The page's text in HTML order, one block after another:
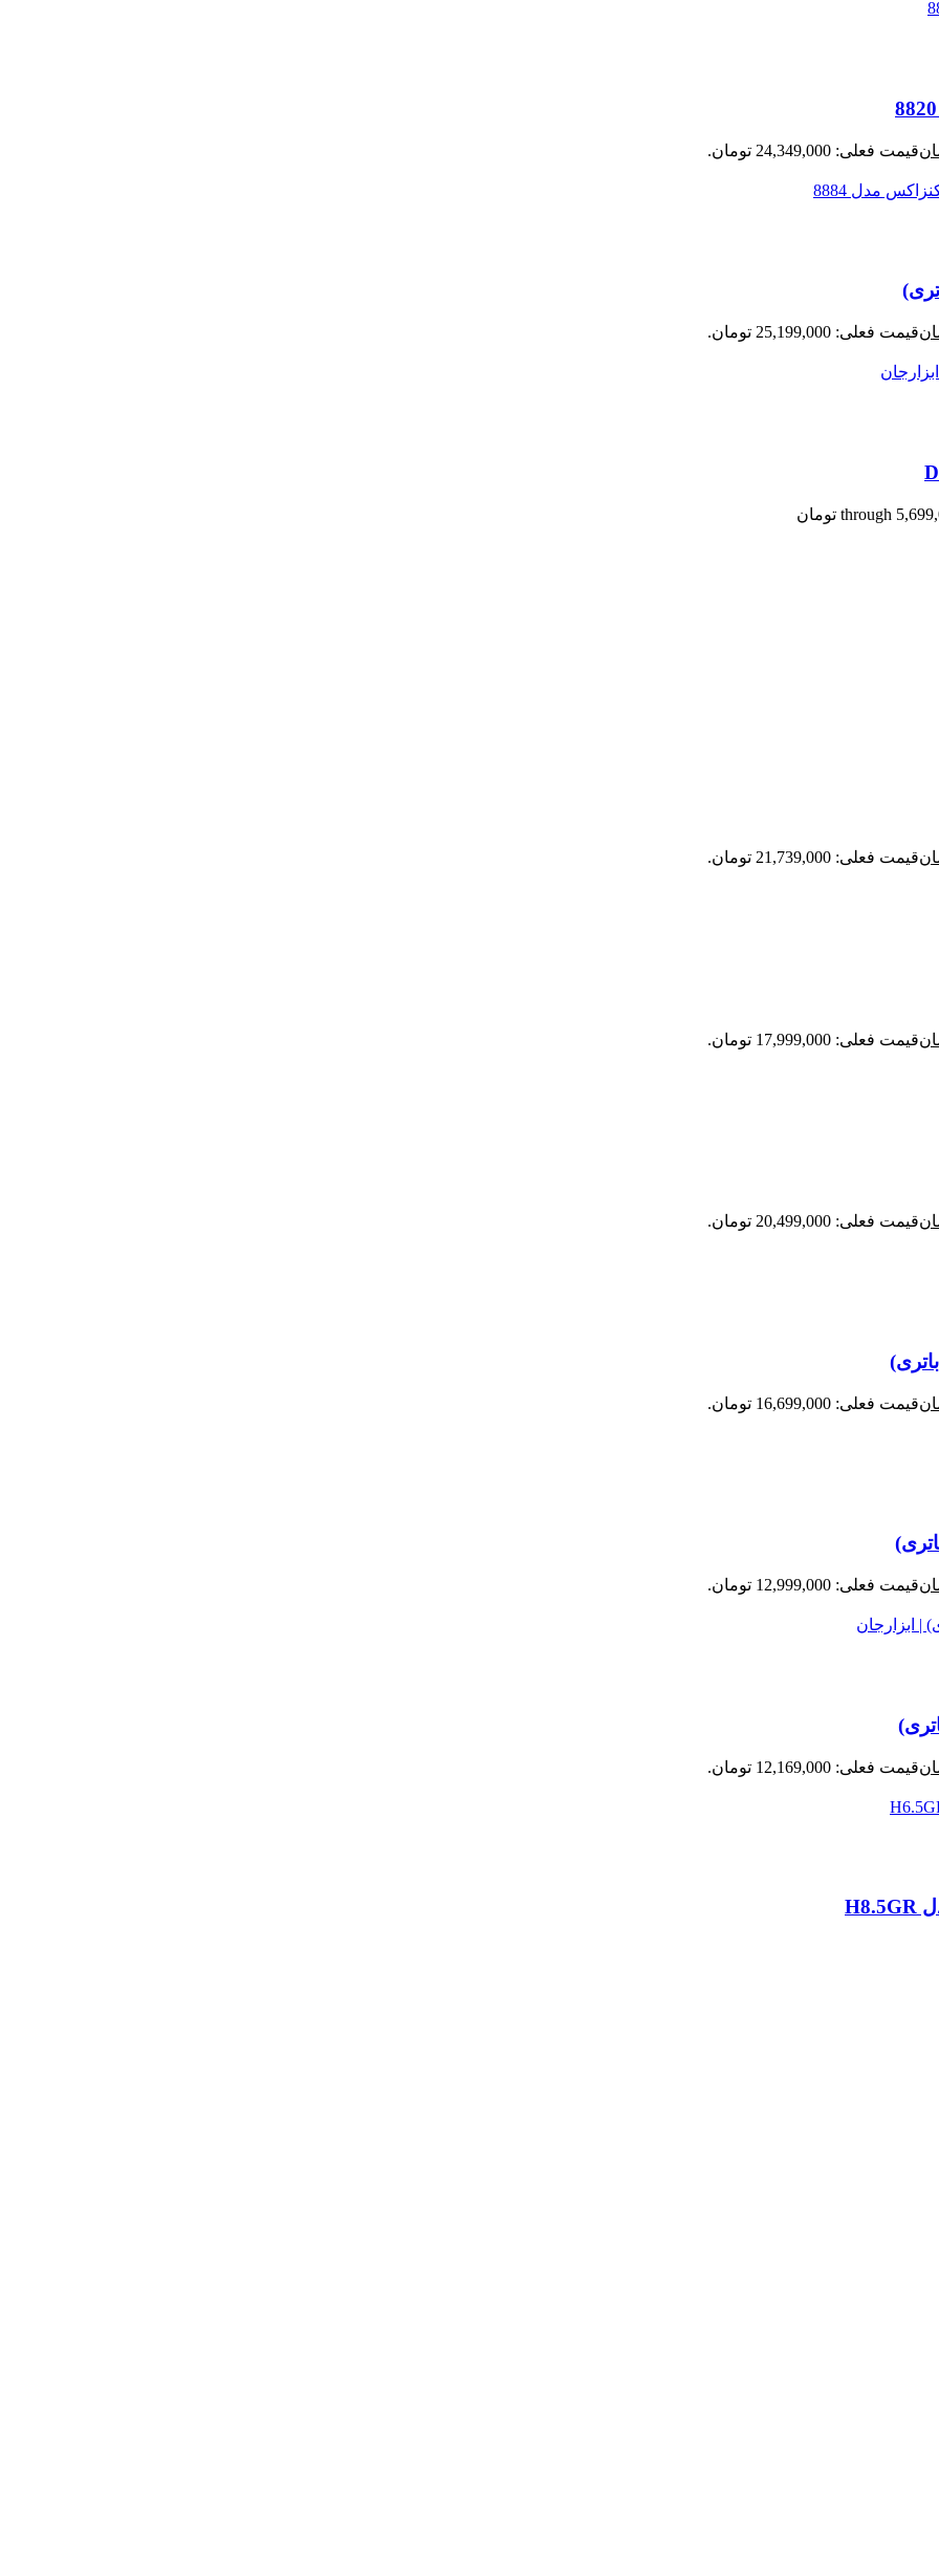
قیمت فعلی: 24,349,000 تومان.
قیمت فعلی: 25,199,000 تومان.
قیمت فعلی: 21,739,000 تومان.
قیمت فعلی: 17,999,000 تومان.
قیمت فعلی: 20,499,000 تومان.
قیمت فعلی: 16,699,000 تومان.
قیمت فعلی: 12,999,000 تومان.
قیمت فعلی: 12,169,000 تومان.